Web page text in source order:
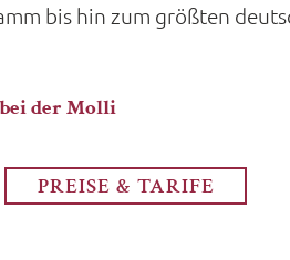
bis hin zum größten
der Molli
PREISE & TARIFE